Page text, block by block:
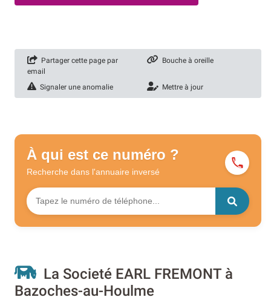
Partager cette page par
email
Bouche à oreille
Signaler une anomalie Mettre à jour
À qui est ce numéro ?
Recherche dans l'annuaire inversé
La Societé EARL FREMONT à
Bazoches-au-Houlme